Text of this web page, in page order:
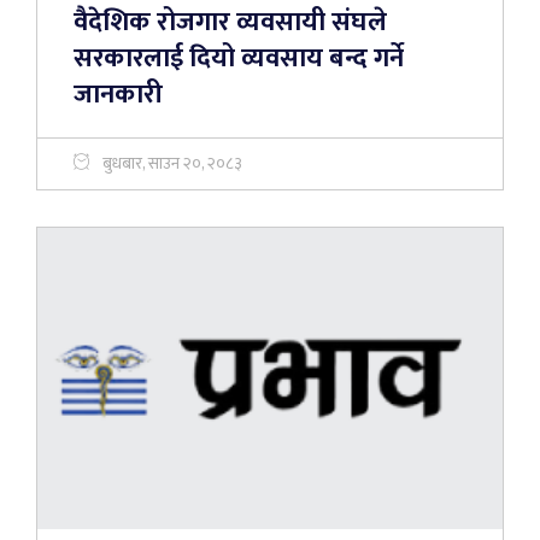
वैदेशिक रोजगार व्यवसायी संघले
सरकारलाई दियो व्यवसाय बन्द गर्ने
जानकारी
बुधबार, साउन २०, २०८३